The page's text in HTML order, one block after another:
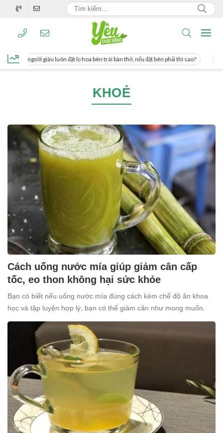
người giàu luôn đặt lọ hoa bên trái bàn thờ, nếu đặt bên phải thì sao?
KHOẺ
Cách uống nước mía giúp giảm cân cấp
tốc, eo thon không hại sức khỏe
Bạn có biết nếu uống nước mía đúng cách kèm chế độ ăn khoa
học và tập luyện hợp lý, bạn có thể giảm cân như mong muốn.